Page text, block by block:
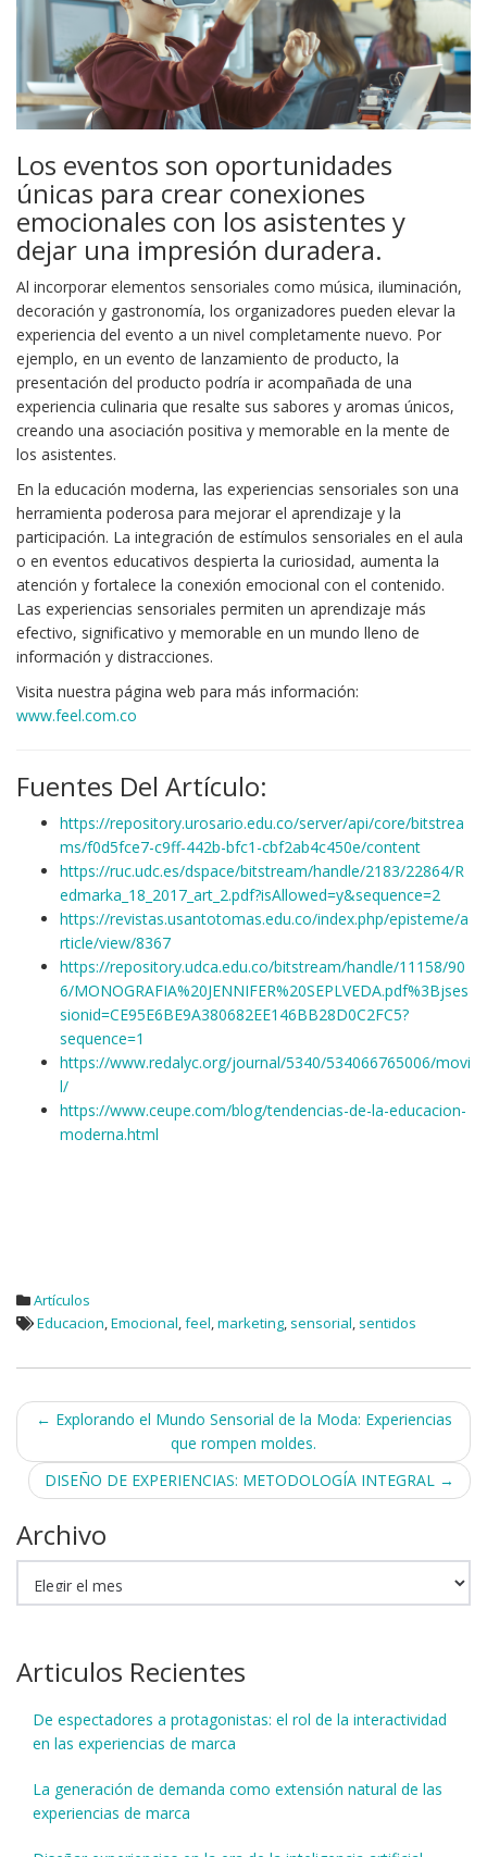
Los eventos son oportunidades
únicas para crear conexiones
emocionales con los asistentes y
dejar una impresión duradera.
Al incorporar elementos sensoriales como música, iluminación,
decoración y gastronomía, los organizadores pueden elevar la
experiencia del evento a un nivel completamente nuevo. Por
ejemplo, en un evento de lanzamiento de producto, la
presentación del producto podría ir acompañada de una
experiencia culinaria que resalte sus sabores y aromas únicos,
creando una asociación positiva y memorable en la mente de
los asistentes.
En la educación moderna, las experiencias sensoriales son una
herramienta poderosa para mejorar el aprendizaje y la
participación. La integración de estímulos sensoriales en el aula
o en eventos educativos despierta la curiosidad, aumenta la
atención y fortalece la conexión emocional con el contenido.
Las experiencias sensoriales permiten un aprendizaje más
efectivo, significativo y memorable en un mundo lleno de
información y distracciones.
Visita nuestra página web para más información:
www.feel.com.co
Fuentes Del Artículo:
https://repository.urosario.edu.co/server/api/core/bitstrea
ms/f0d5fce7-c9ff-442b-bfc1-cbf2ab4c450e/content
https://ruc.udc.es/dspace/bitstream/handle/2183/22864/R
edmarka_18_2017_art_2.pdf?isAllowed=y&sequence=2
https://revistas.usantotomas.edu.co/index.php/episteme/a
rticle/view/8367
https://repository.udca.edu.co/bitstream/handle/11158/90
6/MONOGRAFIA%20JENNIFER%20SEPLVEDA.pdf%3Bjses
sionid=CE95E6BE9A380682EE146BB28D0C2FC5?
sequence=1
https://www.redalyc.org/journal/5340/534066765006/movi
l/
https://www.ceupe.com/blog/tendencias-de-la-educacion-
moderna.html
Artículos
Educacion,Emocional,feel,marketing, sensorial, sentidos
Navegación
de
entradas
← Explorando el Mundo Sensorial de la Moda: Experiencias
que rompen moldes.
DISEÑO DE EXPERIENCIAS: METODOLOGÍA INTEGRAL →
Archivo
Articulos Recientes
De espectadores a protagonistas: el rol de la interactividad
en las experiencias de marca
La generación de demanda como extensión natural de las
experiencias de marca